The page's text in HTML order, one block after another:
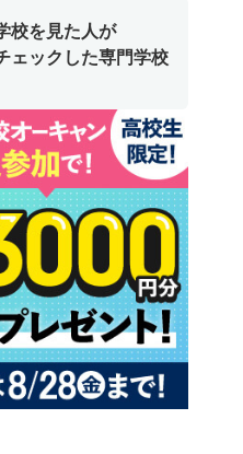
校を見た人が
ェックした専門学校